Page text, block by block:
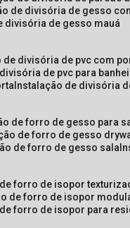
de divisória de gesso
divisória de gesso mauá
de divisória de pvc com
de pvc para
instalação de divisória
de forro de gesso para
de forro de gesso
de forro de gesso sala
forro de isopor
de forro de isopor
forro de isopor para